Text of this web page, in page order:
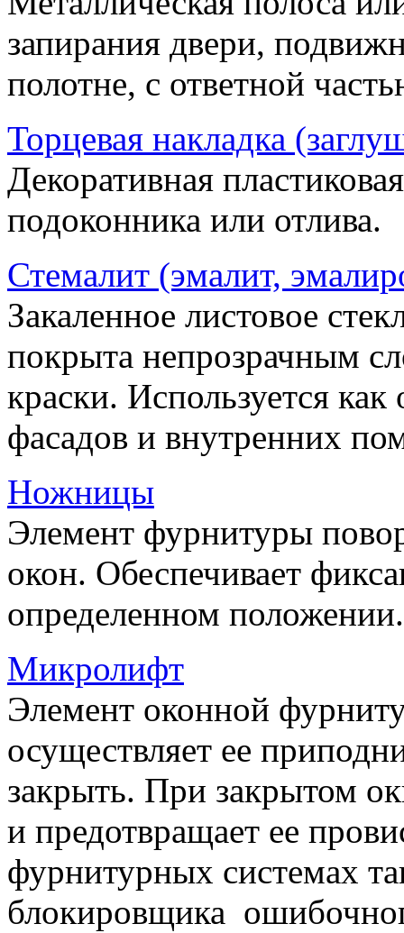
запирания двери,
полотне, с ответной
Торцевая накладка
Декоративная
подоконника или отлива.
Стемалит (эмалит,
Закаленное листовое
покрыта непрозрачным
краски. Используется
фасадов и внутренних
Ножницы
Элемент фурнитуры
окон. Обеспечивает
определенном положении.
Микролифт
Элемент оконной
осуществляет ее
закрыть. При закрытом
и предотвращает ее
фурнитурных системах
блокировщика